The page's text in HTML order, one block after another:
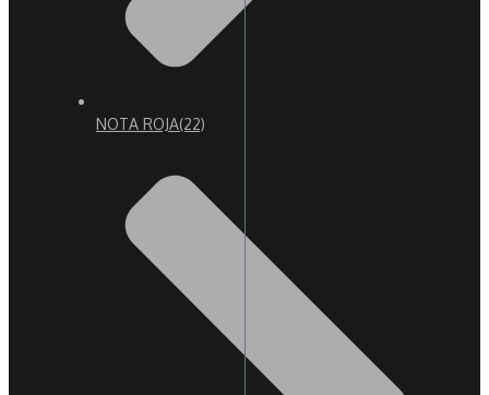
NOTA ROJA(22)